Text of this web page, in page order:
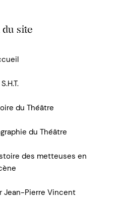
site
du Théâtre
du Théâtre
des metteuses en
Jean-Pierre Vincent